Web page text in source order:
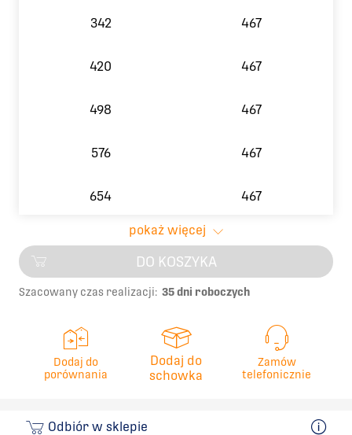
342 467
420 467
498 467
576 467
654 467
810 467
966 467
pokaż więcej
DO KOSZYKA
Szacowany czas realizacji: 35 dni roboczych
Dodaj do
porównania
Dodaj do
schowka
Zamów
telefonicznie
Odbiór w sklepie